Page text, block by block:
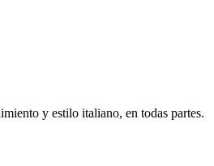
y estilo italiano, en todas partes.